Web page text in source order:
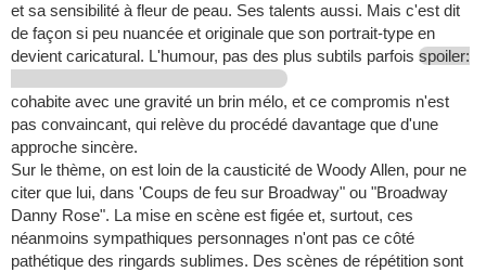
et sa sensibilité à fleur de peau. Ses talents aussi. Mais c'est dit
de façon si peu nuancée et originale que son portrait-type en
devient caricatural. L'humour, pas des plus subtils parfois spoiler:
cohabite avec une gravité un brin mélo, et ce compromis n'est
pas convaincant, qui relève du procédé davantage que d'une
approche sincère.
Sur le thème, on est loin de la causticité de Woody Allen, pour ne
citer que lui, dans 'Coups de feu sur Broadway" ou "Broadway
Danny Rose". La mise en scène est figée et, surtout, ces
néanmoins sympathiques personnages n'ont pas ce côté
pathétique des ringards sublimes. Des scènes de répétition sont